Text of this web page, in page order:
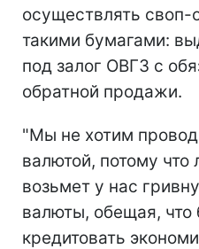
осуществлять своп-
такими бумагами:
под залог ОВГЗ с
обратной продажи.
"Мы не хотим
валютой, потому что
возьмет у нас
валюты, обещая, что
кредитовать